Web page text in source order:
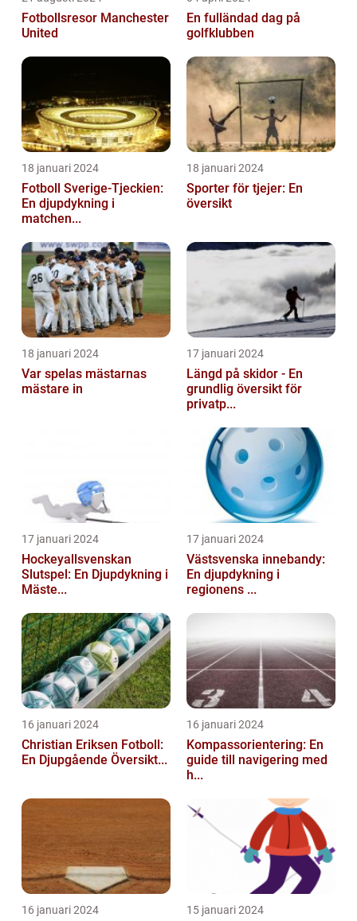
Fotbollsresor Manchester
United
En fulländad dag på
golfklubben
18 januari 2024
Fotboll Sverige-Tjeckien:
En djupdykning i
matchen...
18 januari 2024
Sporter för tjejer: En
översikt
18 januari 2024
Var spelas mästarnas
mästare in
17 januari 2024
Längd på skidor - En
grundlig översikt för
privatp...
17 januari 2024
Hockeyallsvenskan
Slutspel: En Djupdykning i
Mäste...
17 januari 2024
Västsvenska innebandy:
En djupdykning i
regionens ...
16 januari 2024
Christian Eriksen Fotboll:
En Djupgående Översikt...
16 januari 2024
Kompassorientering: En
guide till navigering med
h...
16 januari 2024 15 januari 2024